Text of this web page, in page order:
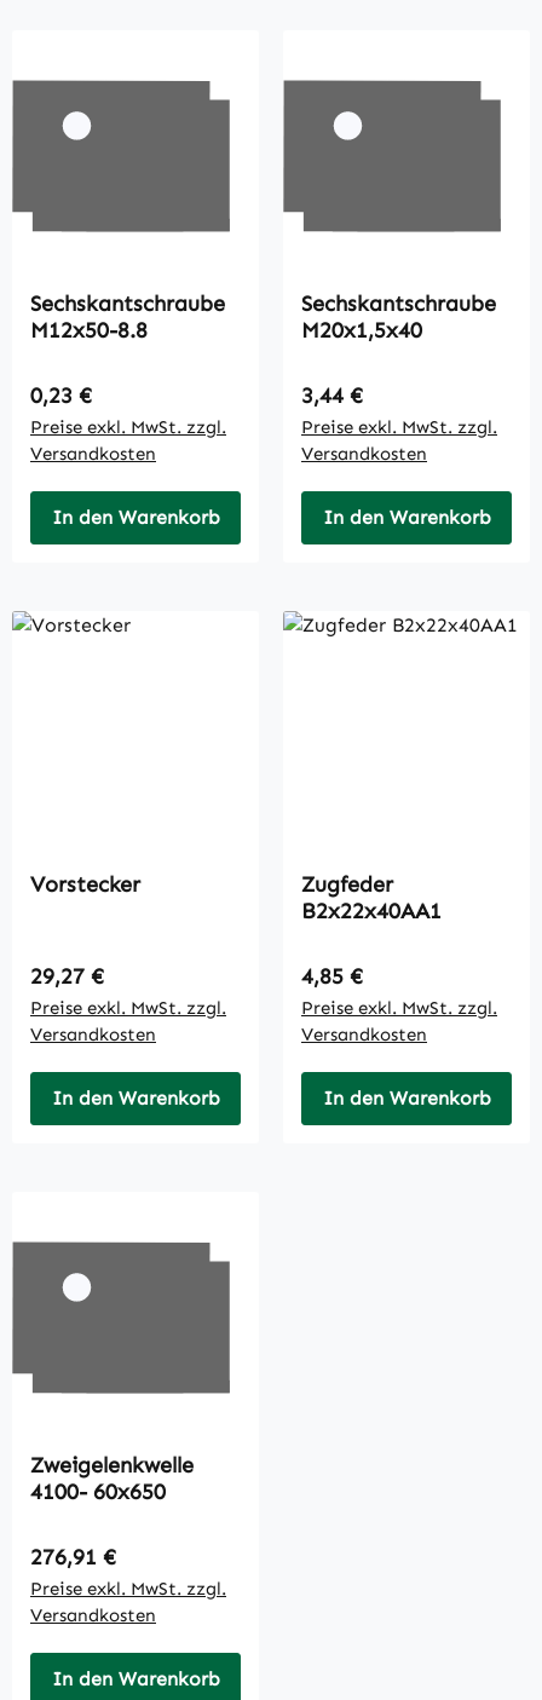
Sechskantschraube
M12x50-8.8
Regulärer Preis:
0,23 €
Preise exkl. MwSt. zzgl.
Versandkosten
In den Warenkorb
Sechskantschraube
M20x1,5x40
Regulärer Preis:
3,44 €
Preise exkl. MwSt. zzgl.
Versandkosten
In den Warenkorb
Vorstecker
Regulärer Preis:
29,27 €
Preise exkl. MwSt. zzgl.
Versandkosten
In den Warenkorb
Zugfeder
B2x22x40AA1
Regulärer Preis:
4,85 €
Preise exkl. MwSt. zzgl.
Versandkosten
In den Warenkorb
Zweigelenkwelle
4100- 60x650
Regulärer Preis:
276,91 €
Preise exkl. MwSt. zzgl.
Versandkosten
In den Warenkorb